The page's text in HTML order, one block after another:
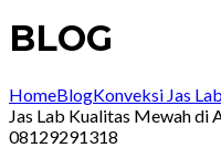
BLOG
HomeBlogKonveksi Jas Lab
Jas Lab Kualitas Mewah di
08129291318